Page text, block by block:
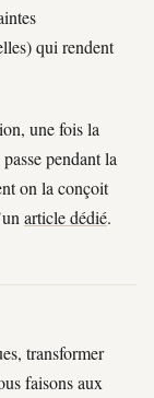
qui rendent
une fois la
pendant la
on la conçoit
article dédié.
transformer
faisons aux